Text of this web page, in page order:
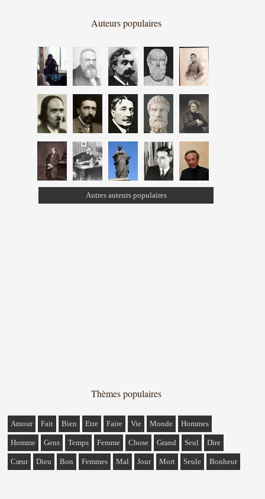
Auteurs populaires
Autres auteurs populaires
Thèmes populaires
Amour Fait Bien Etre Faire Vie Monde Hommes
Homme Gens Temps Femme Chose Grand Seul Dire
Cœur Dieu Bon Femmes Mal Jour Mort Seule Bonheur